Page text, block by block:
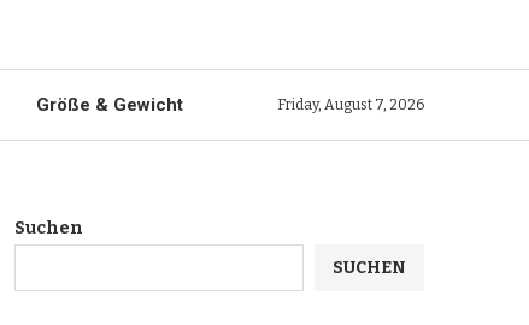
Größe & Gewicht Friday, August 7, 2026
Suchen
SUCHEN